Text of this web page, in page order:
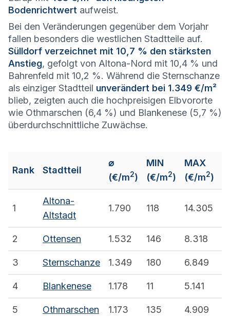
Bodenrichtwert aufweist.
Bei den Veränderungen gegenüber dem Vorjahr
fallen besonders die westlichen Stadtteile auf.
Sülldorf verzeichnet mit 10,7 % den stärksten
Anstieg, gefolgt von Altona-Nord mit 10,4 % und
Bahrenfeld mit 10,2 %. Während die Sternschanze
als einziger Stadtteil unverändert bei 1.349 €/m²
blieb, zeigten auch die hochpreisigen Elbvororte
wie Othmarschen (6,4 %) und Blankenese (5,7 %)
überdurchschnittliche Zuwächse.
Rank Stadtteil
⌀
(€/m2)
MIN
(€/m2)
MAX
(€/m2)
1
Altona-
Altstadt
1.790 118 14.305
2 Ottensen 1.532 146 8.318
3 Sternschanze 1.349 180 6.849
4 Blankenese 1.178 11 5.141
5 Othmarschen 1.173 135 4.909